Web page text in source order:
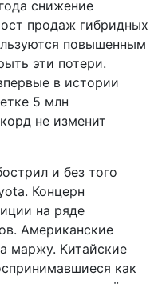
снижение
продаж гибридных
повышенным
эти потери.
в истории
5 млн
не изменит
и без того
Концерн
на ряде
Американские
маржу. Китайские
как